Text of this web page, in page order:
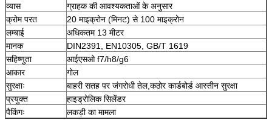
व्यास
ग्राहक की आवश्यकताओं के अनुसार
क्रोम परत
20 माइक्रोन (मिनट) से 100 माइक्रोन
लम्बाई
अधिकतम 13 मीटर
मानक
DIN2391, EN10305, GB/T 1619
सहिष्णुता
आईएसओ f7/h8/g6
आकार
गोल
सुरक्षाः
बाहरी सतह पर जंगरोधी तेल,कठोर कार्डबोर्ड आस्तीन सुरक्षा
प्रयुक्त
हाइड्रोलिक सिलेंडर
पैकिंगः
लकड़ी का मामला